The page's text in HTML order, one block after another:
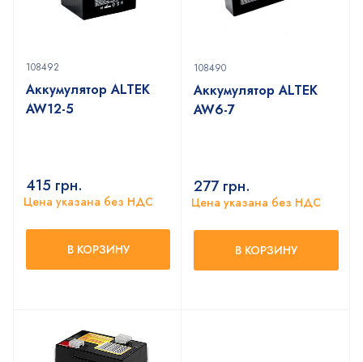
108492
Аккумулятор ALTEK
AW12-5
415 грн.
Цена указана без НДС
В КОРЗИНУ
108490
Аккумулятор ALTEK
AW6-7
277грн.
Цена указана без НДС
В КОРЗИНУ